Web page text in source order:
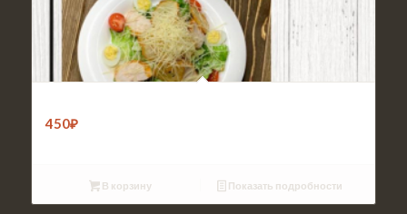
450₽
В корзину Показать подробности